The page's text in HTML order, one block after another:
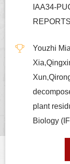
IAA34-
Youzhi
plant
Biology